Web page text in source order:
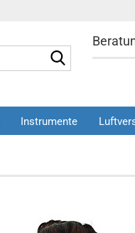
Instrumente
Neopren » Tauchanzug